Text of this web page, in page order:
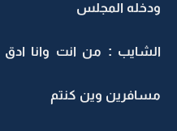
ودخله المجلس
الشايب : من انت وانا
مسافرين وين كنتم